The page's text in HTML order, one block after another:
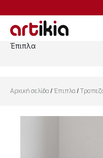
Έπιπλα
Αρχική σελίδα/Έπιπλα/